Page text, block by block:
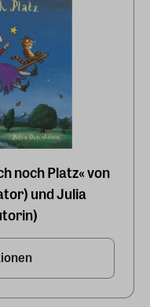
noch Platz« von
und Julia